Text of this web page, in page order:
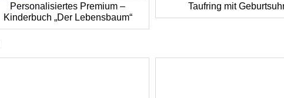
Personalisiertes Premium –
Kinderbuch „Der Lebensbaum“
Taufring mit